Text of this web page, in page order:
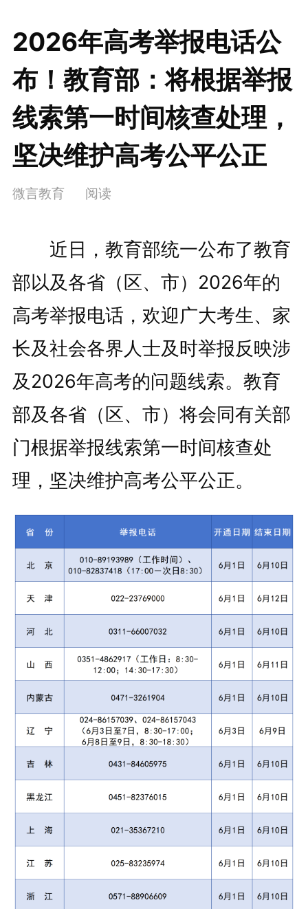
2026年高考举报电话公
布！教育部：将根据举报
线索第一时间核查处理，
坚决维护高考公平公正
微言教育 阅读
近日，教育部统一公布了教育
部以及各省（区、市）2026年的
高考举报电话，欢迎广大考生、家
长及社会各界人士及时举报反映涉
及2026年高考的问题线索。教育
部及各省（区、市）将会同有关部
门根据举报线索第一时间核查处
理，坚决维护高考公平公正。